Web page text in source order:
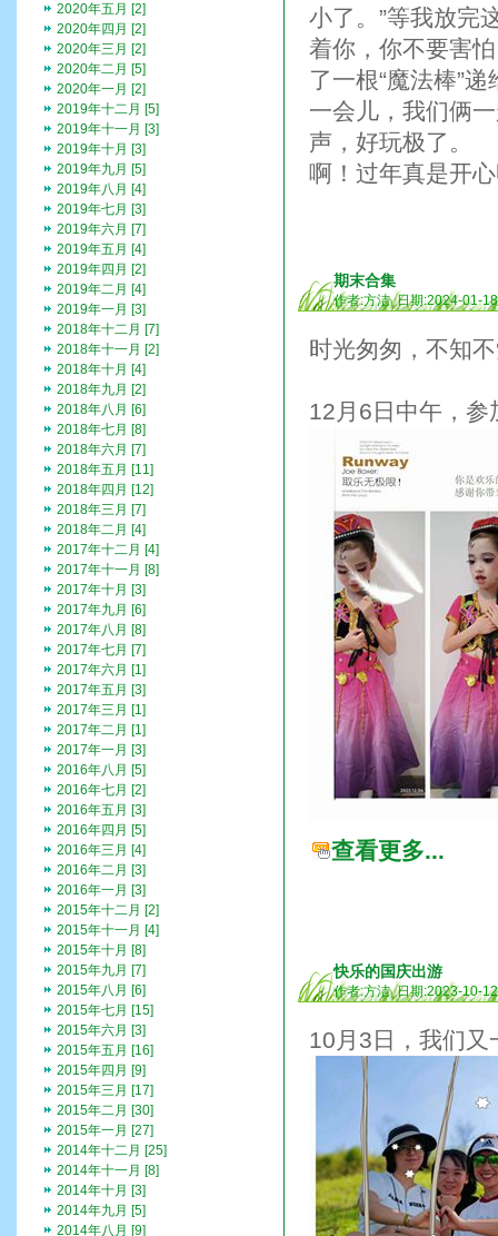
小了。”等我放完
着你，你不要害
了一根“魔法棒”
一会儿，我们俩
声，好玩极了。
啊！过年真是开
期末合集
作者:方洁 日期:2024-01-18
时光匆匆，不知
12月6日中午，参
查看更多...
快乐的国庆出游
作者:方洁 日期:2023-10-12
10月3日，我们又
2020年五月 [2]
2020年四月 [2]
2020年三月 [2]
2020年二月 [5]
2020年一月 [2]
2019年十二月 [5]
2019年十一月 [3]
2019年十月 [3]
2019年九月 [5]
2019年八月 [4]
2019年七月 [3]
2019年六月 [7]
2019年五月 [4]
2019年四月 [2]
2019年二月 [4]
2019年一月 [3]
2018年十二月 [7]
2018年十一月 [2]
2018年十月 [4]
2018年九月 [2]
2018年八月 [6]
2018年七月 [8]
2018年六月 [7]
2018年五月 [11]
2018年四月 [12]
2018年三月 [7]
2018年二月 [4]
2017年十二月 [4]
2017年十一月 [8]
2017年十月 [3]
2017年九月 [6]
2017年八月 [8]
2017年七月 [7]
2017年六月 [1]
2017年五月 [3]
2017年三月 [1]
2017年二月 [1]
2017年一月 [3]
2016年八月 [5]
2016年七月 [2]
2016年五月 [3]
2016年四月 [5]
2016年三月 [4]
2016年二月 [3]
2016年一月 [3]
2015年十二月 [2]
2015年十一月 [4]
2015年十月 [8]
2015年九月 [7]
2015年八月 [6]
2015年七月 [15]
2015年六月 [3]
2015年五月 [16]
2015年四月 [9]
2015年三月 [17]
2015年二月 [30]
2015年一月 [27]
2014年十二月 [25]
2014年十一月 [8]
2014年十月 [3]
2014年九月 [5]
2014年八月 [9]